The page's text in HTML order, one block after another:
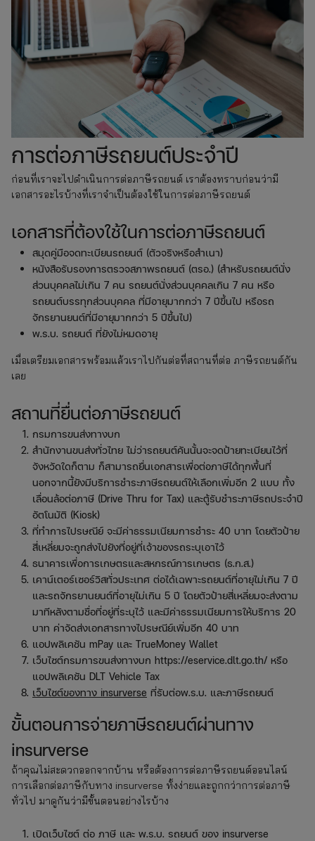
การต่อภาษีรถยนต์ประจำปี
ก่อนที่เราจะไปดำเนินการต่อภาษีรถยนต์ เราต้องทราบก่อนว่ามี
เอกสารอะไรบ้างที่เราจำเป็นต้องใช้ในการต่อภาษีรถยนต์
เอกสารที่ต้องใช้ในการต่อภาษีรถยนต์
สมุดคู่มือจดทะเบียนรถยนต์ (ตัวจริงหรือสำเนา)
หนังสือรับรองการตรวจสภาพรถยนต์ (ตรอ.) (สำหรับรถยนต์นั่ง
ส่วนบุคคลไม่เกิน 7 คน รถยนต์นั่งส่วนบุคคลเกิน 7 คน หรือ
รถยนต์บรรทุกส่วนบุคคล ที่มีอายุมากกว่า 7 ปีขึ้นไป หรือรถ
จักรยานยนต์ที่มีอายุมากกว่า 5 ปีขึ้นไป)
พ.ร.บ. รถยนต์ ที่ยังไม่หมดอายุ
เมื่อเตรียมเอกสารพร้อมแล้วเราไปกันต่อที่สถานที่ต่อ ภาษีรถยนต์กัน
เลย
สถานที่ยื่นต่อภาษีรถยนต์
กรมการขนส่งทางบก
สำนักงานขนส่งทั่วไทย ไม่ว่ารถยนต์คันนั้นจะจดป้ายทะเบียนไว้ที่
จังหวัดใดก็ตาม ก็สามารถยื่นเอกสารเพื่อต่อภาษีได้ทุกพื้นที่
นอกจากนี้ยังมีบริการชำระภาษีรถยนต์ให้เลือกเพิ่มอีก 2 แบบ ทั้ง
เลื่อนล้อต่อภาษี (Drive Thru for Tax) และตู้รับชำระภาษีรถประจำปี
อัตโนมัติ (Kiosk)
ที่ทำการไปรษณีย์ จะมีค่าธรรมเนียมการชำระ 40 บาท โดยตัวป้าย
สี่เหลี่ยมจะถูกส่งไปยังที่อยู่ที่เจ้าของรถระบุเอาไว้
ธนาคารเพื่อการเกษตรและสหกรณ์การเกษตร (ธ.ก.ส.)
เคาน์เตอร์เซอร์วิสทั่วประเทศ ต่อได้เฉพาะรถยนต์ที่อายุไม่เกิน 7 ปี
และรถจักรยานยนต์ที่อายุไม่เกิน 5 ปี โดยตัวป้ายสี่เหลี่ยมจะส่งตาม
มาทีหลังตามชื่อที่อยู่ที่ระบุไว้ และมีค่าธรรมเนียมการให้บริการ 20
บาท ค่าจัดส่งเอกสารทางไปรษณีย์เพิ่มอีก 40 บาท
แอปพลิเคชัน mPay และ TrueMoney Wallet
เว็บไซต์กรมการขนส่งทางบก https://eservice.dlt.go.th/ หรือ
แอปพลิเคชัน DLT Vehicle Tax
เว็บไซต์ของทาง insurverse ที่รับต่อพ.ร.บ. และภาษีรถยนต์
ขั้นตอนการจ่ายภาษีรถยนต์ผ่านทาง
insurverse
ถ้าคุณไม่สะดวกออกจากบ้าน หรือต้องการต่อภาษีรถยนต์ออนไลน์
การเลือกต่อภาษีกับทาง insurverse ทั้งง่ายและถูกกว่าการต่อภาษี
ทั่วไป มาดูกันว่ามีขั้นตอนอย่างไรบ้าง
เปิดเว็บไซต์ ต่อ ภาษี และ พ.ร.บ. รถยนต์ ของ insurverse